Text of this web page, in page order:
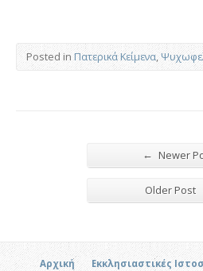
Posted in Πατερικά Κείμενα,
← Newer
Older Post
Αρχική Εκκλησιαστικές